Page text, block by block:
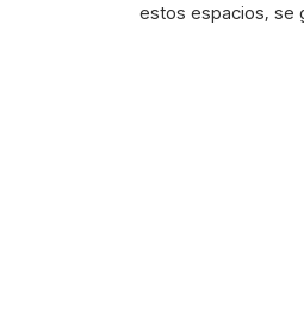
estos espacios, se